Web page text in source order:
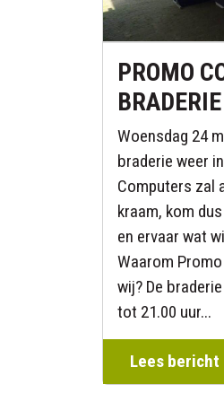
PROMO
Woensdag 24
braderie weer
Computers zal
kraam, kom
en ervaar wat
Waarom
wij? De
tot 21.00 uur...
Lees bericht